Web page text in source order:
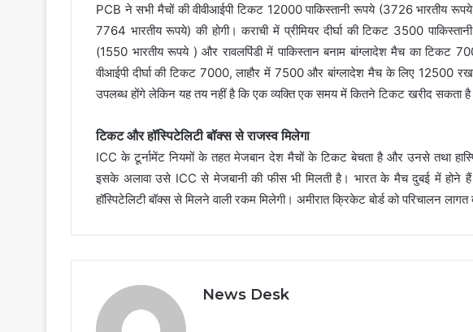
PCB ने सभी मैचों की वीवीआईपी टिकट 12000 पाकिस्तानी रूपये (3726 भारतीय
7764 भारतीय रूपये) की होगी। कराची में प्रीमियर दीर्घा की टिकट 3500
(1550 भारतीय रूपये ) और रावलपिंडी में पाकिस्तान बनाम बांग्लादेश मैच का टिकट
वीआईपी दीर्घा की टिकट 7000, लाहौर में 7500 और बांग्लादेश मैच के लिए 12500
उपलब्ध होंगे लेकिन यह तय नहीं है कि एक व्यक्ति एक समय में कितने टिकट खरीद सकता
टिकट और हॉस्पिटेलिटी बॉक्स से राजस्व मिलेगा
ICC के टूर्नामेंट नियमों के तहत मेजबान देश मैचों के टिकट बेचता है और उनसे तथा
इसके अलावा उसे ICC से मेजबानी की फीस भी मिलती है। भारत के मैच दुबई में होने
हॉस्पिटेलिटी बॉक्स से मिलने वाली रकम मिलेगी। अमीरात क्रिकेट बोर्ड को परिचालन
News Desk